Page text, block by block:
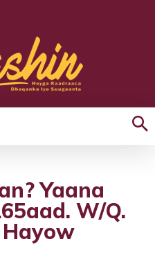
Yaana
W/Q.